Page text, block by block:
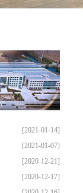
[2021-01-14]
[2021-01-07]
[2020-12-21]
[2020-12-17]